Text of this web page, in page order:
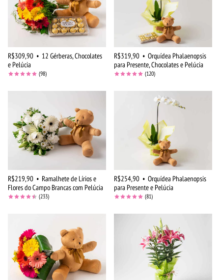
R$309,90 • 12 Gérberas, Chocolates
e Pelúcia
(98)
R$319,90 • Orquídea Phalaenopsis
para Presente, Chocolates e Pelúcia
(120)
R$219,90 • Ramalhete de Lírios e
Flores do Campo Brancas com Pelúcia
(233)
R$254,90 • Orquídea Phalaenopsis
para Presente e Pelúcia
(81)